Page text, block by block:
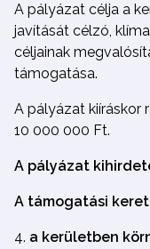
A pályázat célja a
javítását célzó,
céljainak
támogatása.
A pályázat kiíráskor
10 000 000 Ft.
A pályázat
A támogatási
a kerületben